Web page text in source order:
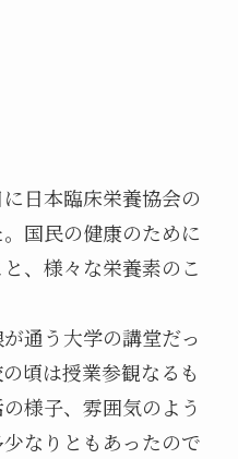
日本臨床栄養協会の
国民の健康のために
、様々な栄養素のこ
通う大学の講堂だっ
頃は授業参観なるも
様子、雰囲気のよう
なりともあったので